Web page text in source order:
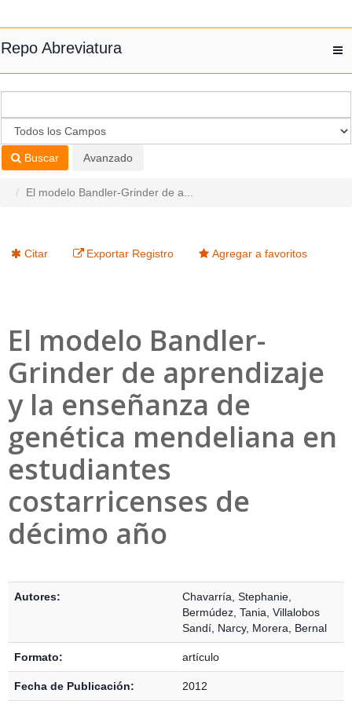
Repo Abreviatura
Buscar Avanzado
El modelo Bandler-Grinder de a...
Citar Exportar Registro Agregar a favoritos
El modelo Bandler-
Grinder de aprendizaje
y la enseñanza de
genética mendeliana en
estudiantes
costarricenses de
décimo año
Autores: Chavarría, Stephanie
Bermúdez, Tania Villalobos
Sandí, Narcy, Morera, Bernal
Formato: artículo
Fecha de Publicación: 2012